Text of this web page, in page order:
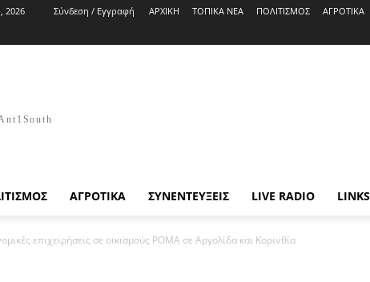
2026 Σύνδεση / Εγγραφή ΑΡΧΙΚΗ ΤΟΠΙΚΑ ΝΕΑ ΠΟΛΙΤΙΣΜΟΣ ΑΓΡΟΤΙΚΑ
ΑΓΡΟΤΙΚΑ ΣΥΝΕΝΤΕΥΞΕΙΣ LIVE RADIO LINKS
επιχειρήσεις σε οικισμούς ΡΟΜΑ σε Αργολίδα και Κορινθία